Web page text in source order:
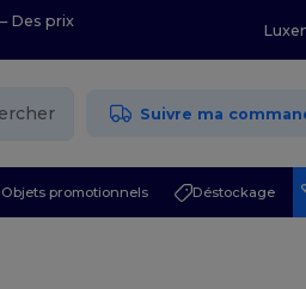
Des prix
Suivre ma
Objets promotionnels Déstockage